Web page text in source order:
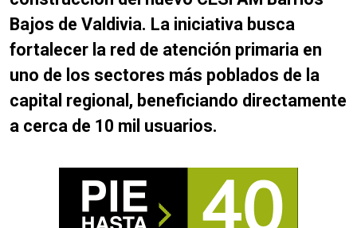
Bajos de Valdivia. La iniciativa busca
fortalecer la red de atención primaria en
uno de los sectores más poblados de la
capital regional, beneficiando directamente
a cerca de 10 mil usuarios.